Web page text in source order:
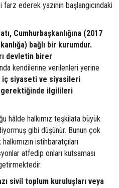
ederek yazının başlangıcındaki
Cumhurbaşkanlığına (2017
bağlı bir kurumdur.
devletin birer
kendilerine verilenleri yerine
iç siyaseti ve siyasileri
gerektiğinde ilgilileri
hâlde halkımız teşkilata büyük
gibi düşünür. Bunun çok
istihbaratçıları
atfedip onları kutsaması
sivil toplum kuruluşları veya